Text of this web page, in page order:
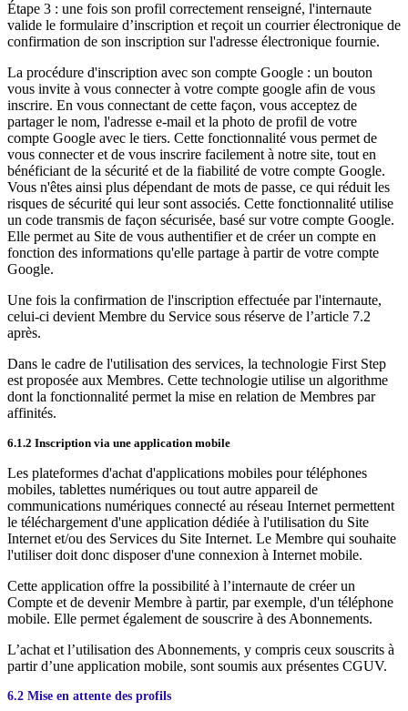
Étape 3 : une fois son profil correctement renseigné, l'internaute
valide le formulaire d’inscription et reçoit un courrier électronique de
confirmation de son inscription sur l'adresse électronique fournie.
La procédure d'inscription avec son compte Google : un bouton
vous invite à vous connecter à votre compte google afin de vous
inscrire. En vous connectant de cette façon, vous acceptez de
partager le nom, l'adresse e-mail et la photo de profil de votre
compte Google avec le tiers. Cette fonctionnalité vous permet de
vous connecter et de vous inscrire facilement à notre site, tout en
bénéficiant de la sécurité et de la fiabilité de votre compte Google.
Vous n'êtes ainsi plus dépendant de mots de passe, ce qui réduit les
risques de sécurité qui leur sont associés. Cette fonctionnalité utilise
un code transmis de façon sécurisée, basé sur votre compte Google.
Elle permet au Site de vous authentifier et de créer un compte en
fonction des informations qu'elle partage à partir de votre compte
Google.
Une fois la confirmation de l'inscription effectuée par l'internaute,
celui-ci devient Membre du Service sous réserve de l’article 7.2
après.
Dans le cadre de l'utilisation des services, la technologie First Step
est proposée aux Membres. Cette technologie utilise un algorithme
dont la fonctionnalité permet la mise en relation de Membres par
affinités.
6.1.2 Inscription via une application mobile
Les plateformes d'achat d'applications mobiles pour téléphones
mobiles, tablettes numériques ou tout autre appareil de
communications numériques connecté au réseau Internet permettent
le téléchargement d'une application dédiée à l'utilisation du Site
Internet et/ou des Services du Site Internet. Le Membre qui souhaite
l'utiliser doit donc disposer d'une connexion à Internet mobile.
Cette application offre la possibilité à l’internaute de créer un
Compte et de devenir Membre à partir, par exemple, d'un téléphone
mobile. Elle permet également de souscrire à des Abonnements.
L’achat et l’utilisation des Abonnements, y compris ceux souscrits à
partir d’une application mobile, sont soumis aux présentes CGUV.
6.2 Mise en attente des profils